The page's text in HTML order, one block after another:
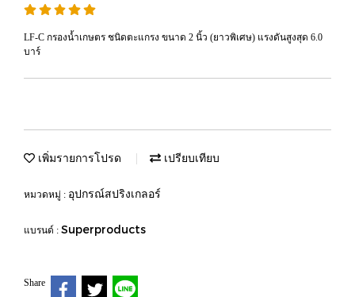
LF-C กรองน้ำเกษตร ชนิดตะแกรง ขนาด 2 นิ้ว (ยาวพิเศษ) แรงดันสูงสุด 6.0
บาร์
เพิ่มรายการโปรด เปรียบเทียบ
หมวดหมู่ : อุปกรณ์สปริงเกลอร์
แบรนด์ : Superproducts
Share